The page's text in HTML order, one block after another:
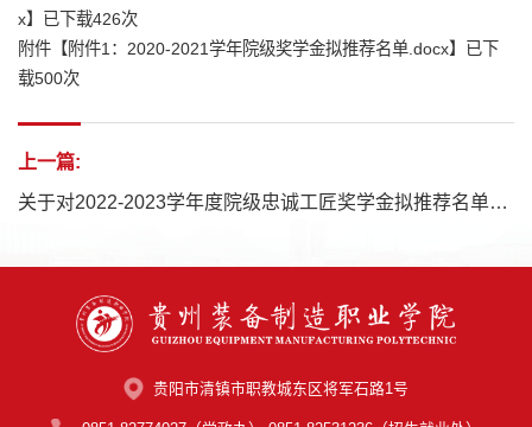
x】已下载426次
附件【附件1：2020-2021学年院级奖学金拟推荐名单.docx】已下
载500次
上一篇:
关于对2022-2023学年度院级忠诚工匠奖学金拟推荐名单的公示
贵阳市清镇市职教城东区将军石路1号